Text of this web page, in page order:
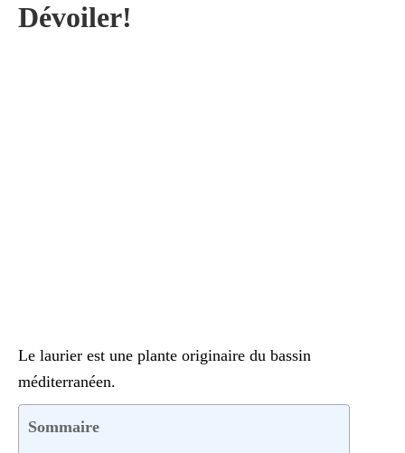
Dévoiler!
Le laurier est une plante originaire du bassin
méditerranéen.
Sommaire